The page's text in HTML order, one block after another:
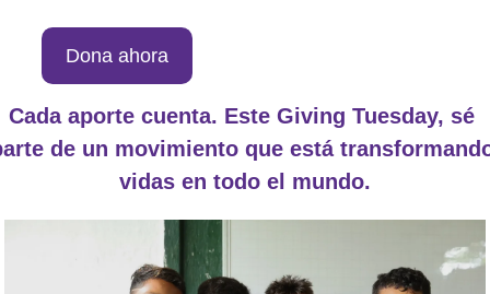
Dona ahora
Cada aporte cuenta. Este Giving Tuesday, sé
de un movimiento que está
vidas en todo el mundo.